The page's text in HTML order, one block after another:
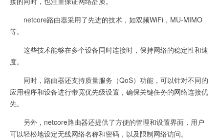
netcore路由器采用了先进的技术，如双频WiFi，MU-MIMO
等。
这些技术能够在多个设备同时连接时，保持网络的稳定性和速
度。
同时，路由器还支持质量服务（QoS）功能，可以针对不同的
应用程序和设备进行带宽优先级设置，确保关键任务的网络连接优
先。
另外，netcore路由器还提供了方便的管理和设置界面，用户
可以轻松地设定无线网络名称和密码，以及限制网络访问。